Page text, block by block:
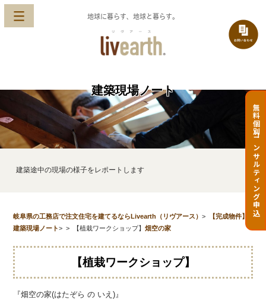
地球に暮らす、地球と暮らす。
無料個別コンサルティング申込
建築現場ノート
建築途中の現場の様子をレポートします
岐阜県の工務店で注文住宅を建てるならLivearth（リヴアース）>
建築現場ノート>
【完成物件】
畑空の家
> 【植栽ワークショップ】
【植栽ワークショップ】
『畑空の家(はたぞら の いえ)』